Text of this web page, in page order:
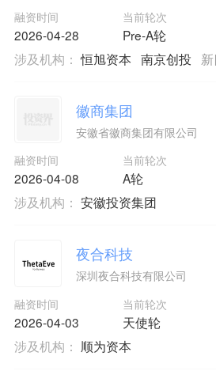
融资时间
2026-04-28
当前轮次
Pre-A轮
涉及机构：恒旭资本 南京创投
徽商集团
安徽省徽商集团有限公司
融资时间
2026-04-08
当前轮次
A轮
涉及机构： 安徽投资集团
夜合科技
深圳夜合科技有限公司
融资时间
2026-04-03
当前轮次
天使轮
涉及机构： 顺为资本